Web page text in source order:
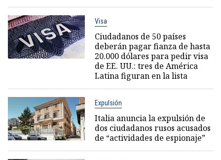
Visa
Ciudadanos de 50 países
deberán pagar fianza de hasta
20.000 dólares para pedir visa
de EE. UU.: tres de América
Latina figuran en la lista
Expulsión
Italia anuncia la expulsión de
dos ciudadanos rusos acusados
de “actividades de espionaje”